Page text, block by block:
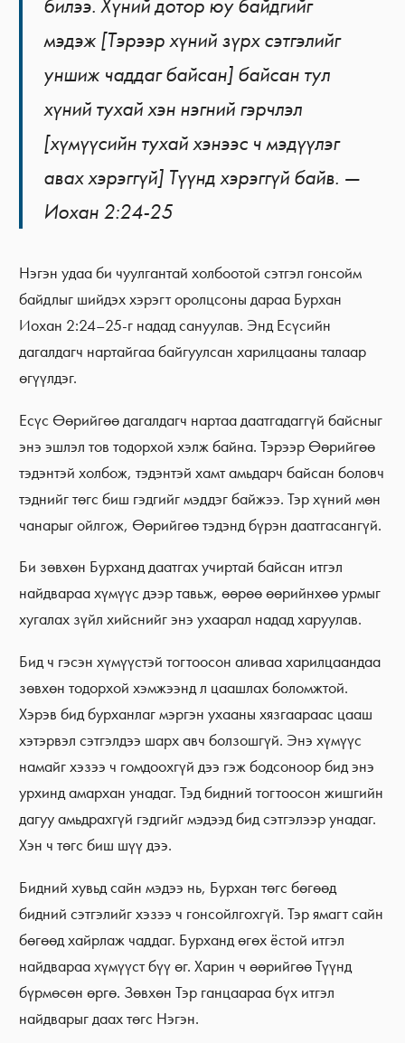
билээ. Хүний дотор юу байдгийг
мэдэж [Тэрээр хүний зүрх сэтгэлийг
уншиж чаддаг байсан] байсан тул
хүний тухай хэн нэгний гэрчлэл
[хүмүүсийн тухай хэнээс ч мэдүүлэг
авах хэрэггүй] Түүнд хэрэггүй байв. —
Иохан 2:24-25
Нэгэн удаа би чуулгантай холбоотой сэтгэл гонсойм
байдлыг шийдэх хэрэгт оролцсоны дараа Бурхан
Иохан 2:24–25-г надад сануулав. Энд Есүсийн
дагалдагч нартайгаа байгуулсан харилцааны талаар
өгүүлдэг.
Есүс Өөрийгөө дагалдагч нартаа даатгадаггүй байсныг
энэ эшлэл тов тодорхой хэлж байна. Тэрээр Өөрийгөө
тэдэнтэй холбож, тэдэнтэй хамт амьдарч байсан боловч
тэднийг төгс биш гэдгийг мэддэг байжээ. Тэр хүний мөн
чанарыг ойлгож, Өөрийгөө тэдэнд бүрэн даатгасангүй.
Би зөвхөн Бурханд даатгах учиртай байсан итгэл
найдвараа хүмүүс дээр тавьж, өөрөө өөрийнхөө урмыг
хугалах зүйл хийснийг энэ ухаарал надад харуулав.
Бид ч гэсэн хүмүүстэй тогтоосон аливаа харилцаандаа
зөвхөн тодорхой хэмжээнд л цаашлах боломжтой.
Хэрэв бид бурханлаг мэргэн ухааны хязгаараас цааш
хэтэрвэл сэтгэлдээ шарх авч болзошгүй. Энэ хүмүүс
намайг хэзээ ч гомдоохгүй дээ гэж бодсоноор бид энэ
урхинд амархан унадаг. Тэд бидний тогтоосон жишгийн
дагуу амьдрахгүй гэдгийг мэдээд бид сэтгэлээр унадаг.
Хэн ч төгс биш шүү дээ.
Бидний хувьд сайн мэдээ нь, Бурхан төгс бөгөөд
бидний сэтгэлийг хэзээ ч гонсойлгохгүй. Тэр ямагт сайн
бөгөөд хайрлаж чаддаг. Бурханд өгөх ёстой итгэл
найдвараа хүмүүст бүү өг. Харин ч өөрийгөө Түүнд
бүрмөсөн өргө. Зөвхөн Тэр ганцаараа бүх итгэл
найдварыг даах төгс Нэгэн.